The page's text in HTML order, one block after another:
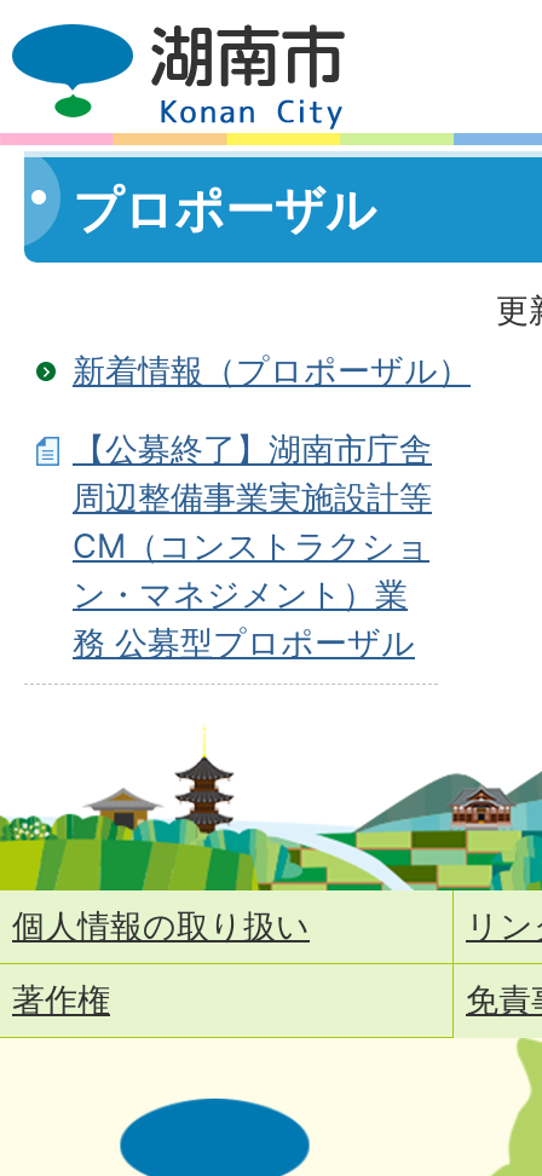
プロポーザル
更
新着情報（プロポーザル）
【公募終了】湖南市庁舎
周辺整備事業実施設計等
CM（コンストラクショ
ン・マネジメント）業
務 公募型プロポーザル
個人情報の取り扱い
リ
著作権
免責